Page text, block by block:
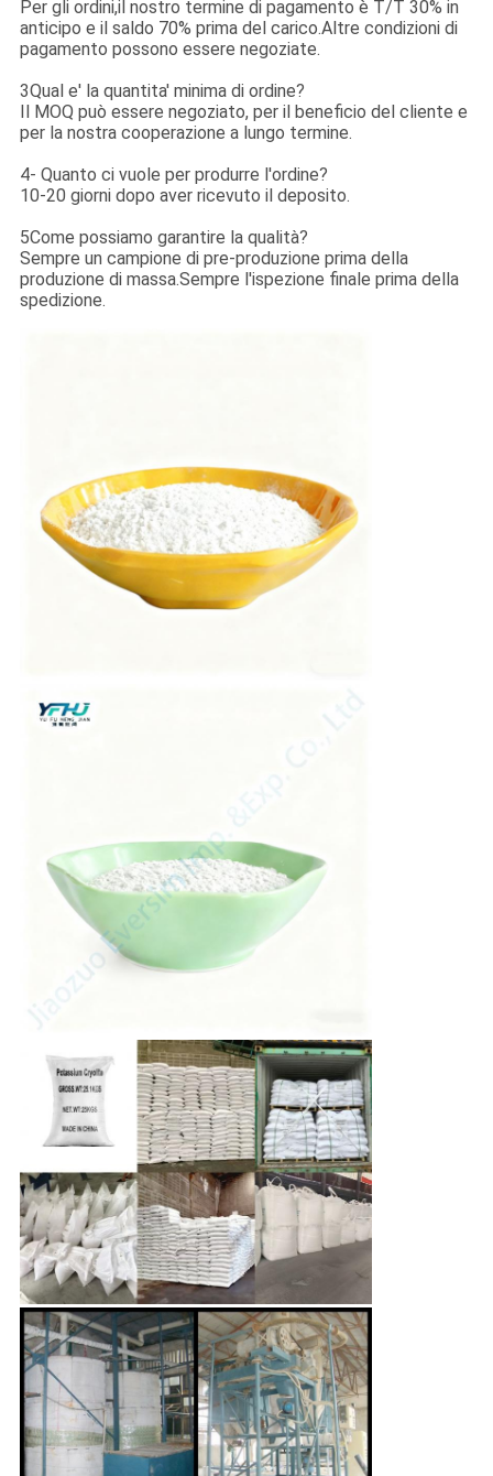
Per gli ordini,il nostro termine di pagamento è T/T 30% in
anticipo e il saldo 70% prima del carico.Altre condizioni di
pagamento possono essere negoziate.
3Qual e' la quantita' minima di ordine?
Il MOQ può essere negoziato, per il beneficio del cliente e
per la nostra cooperazione a lungo termine.
4- Quanto ci vuole per produrre l'ordine?
10-20 giorni dopo aver ricevuto il deposito.
5Come possiamo garantire la qualità?
Sempre un campione di pre-produzione prima della
produzione di massa.Sempre l'ispezione finale prima della
spedizione.